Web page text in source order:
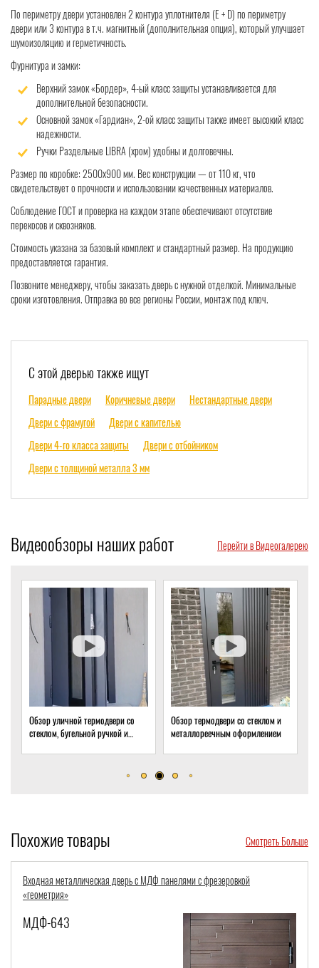
По периметру двери установлен 2 контура уплотнителя (Е + D) по периметру
двери или 3 контура в т.ч. магнитный (дополнительная опция), который улучшает
шумоизоляцию и герметичность.
Фурнитура и замки:
Верхний замок «Бордер», 4-ый класс защиты устанавливается для
дополнительной безопасности.
Основной замок «Гардиан», 2-ой класс защиты также имеет высокий класс
надежности.
Ручки Раздельные LIBRA (хром) удобны и долговечны.
Размер по коробке: 2500x900 мм. Вес конструкции — от 110 кг, что
свидетельствует о прочности и использовании качественных материалов.
Соблюдение ГОСТ и проверка на каждом этапе обеспечивают отсутствие
перекосов и сквозняков.
Стоимость указана за базовый комплект и стандартный размер. На продукцию
предоставляется гарантия.
Позвоните менеджеру, чтобы заказать дверь с нужной отделкой. Минимальные
сроки изготовления. Отправка во все регионы России, монтаж под ключ.
С этой дверью также ищут
Парадные двери Коричневые двери
Нестандартные двери
Двери с фрамугой
Двери с капителью
Двери 4-го класса защиты
Двери с отбойником
Двери с толщиной металла 3 мм
Видеообзоры наших работ Перейти в Видеогалерею
Обзор уличной термодвери со
стеклом, бугельной ручкой и
Обзор термодвери со стеклом и
металлореечным оформлением
Похожие товары Смотреть Больше
Входная металлическая дверь с МДФ панелями с фрезеровкой
«геометрия»
МДФ-643